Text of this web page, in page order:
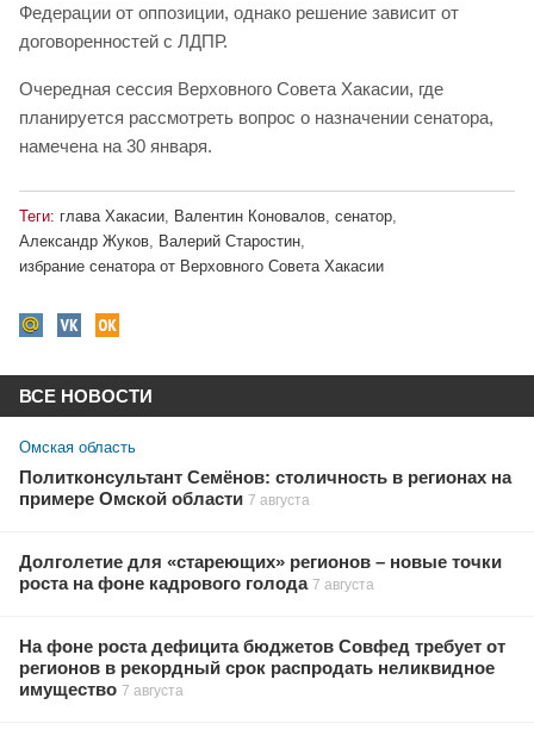
Федерации от оппозиции, однако решение зависит от
договоренностей с ЛДПР.
Очередная сессия Верховного Совета Хакасии, где
планируется рассмотреть вопрос о назначении сенатора,
намечена на 30 января.
Теги: глава Хакасии, Валентин Коновалов, сенатор,
Александр Жуков, Валерий Старостин,
избрание сенатора от Верховного Совета Хакасии
ВСЕ НОВОСТИ
Омская область
Политконсультант Семёнов: столичность в регионах на
примере Омской области 7 августа
Долголетие для «стареющих» регионов – новые точки
роста на фоне кадрового голода 7 августа
На фоне роста дефицита бюджетов Совфед требует от
регионов в рекордный срок распродать неликвидное
имущество 7 августа